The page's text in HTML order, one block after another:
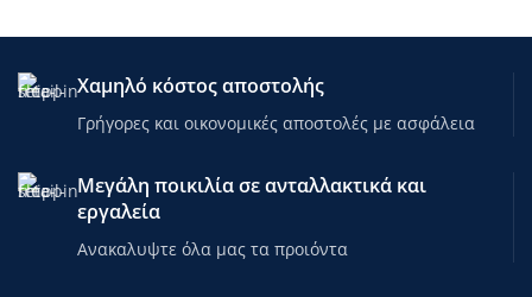
Χαμηλό κόστος αποστολής
Γρήγορες και οικονομικές αποστολές με ασφάλεια
Μεγάλη ποικιλία σε ανταλλακτικά και
εργαλεία
Ανακαλυψτε όλα μας τα προιόντα